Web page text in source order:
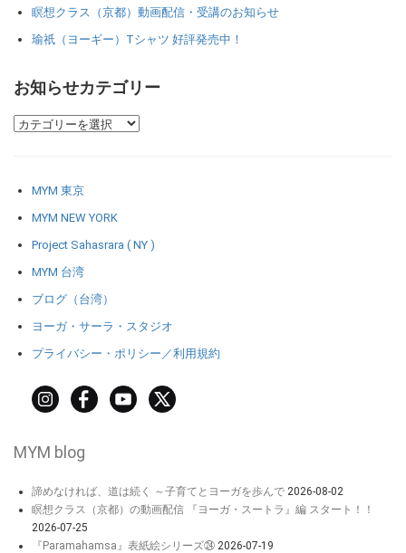
瞑想クラス（京都）動画配信・受講のお知らせ
瑜祇（ヨーギー）Tシャツ 好評発売中！
お知らせカテゴリー
MYM 東京
MYM NEW YORK
Project Sahasrara ( NY )
MYM 台湾
ブログ（台湾）
ヨーガ・サーラ・スタジオ
プライバシー・ポリシー／利用規約
MYM blog
諦めなければ、道は続く ～子育てとヨーガを歩んで 2026-08-02
瞑想クラス（京都）の動画配信 『ヨーガ・スートラ』編 スタート！！
2026-07-25
『Paramahamsa』表紙絵シリーズ㉔ 2026-07-19